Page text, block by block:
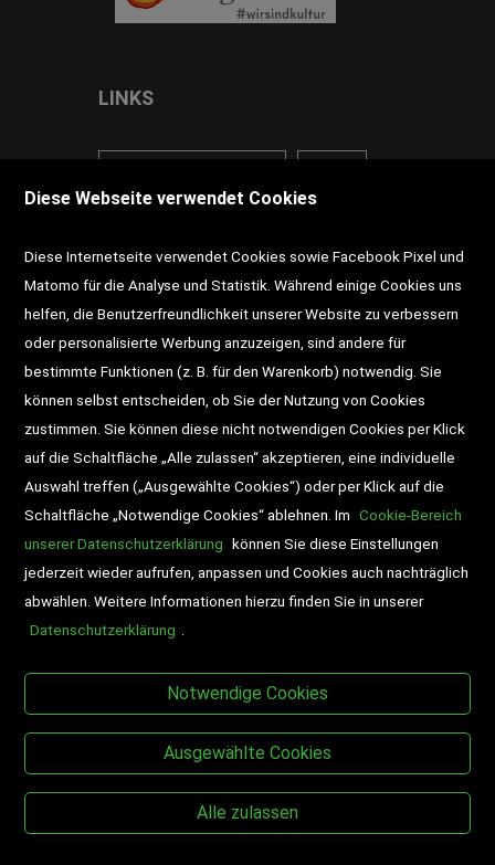
LINKS
DD-Magazin Buchtipps
Newsletter Schultaschen
Veranstaltungen
BESUCHEN SIE UNS
Diese Webseite verwendet Cookies
Diese Internetseite verwendet Cookies sowie Facebook Pixel und
Matomo für die Analyse und Statistik. Während einige Cookies uns
helfen, die Benutzerfreundlichkeit unserer Website zu verbessern
oder personalisierte Werbung anzuzeigen, sind andere für
bestimmte Funktionen (z. B. für den Warenkorb) notwendig. Sie
können selbst entscheiden, ob Sie der Nutzung von Cookies
zustimmen. Sie können diese nicht notwendigen Cookies per Klick
auf die Schaltfläche „Alle zulassen“ akzeptieren, eine individuelle
Auswahl treffen („Ausgewählte Cookies“) oder per Klick auf die
Schaltfläche „Notwendige Cookies“ ablehnen. Im Cookie-Bereich
unserer Datenschutzerklärung können Sie diese Einstellungen
jederzeit wieder aufrufen, anpassen und Cookies auch nachträglich
abwählen. Weitere Informationen hierzu finden Sie in unserer
Datenschutzerklärung
Notwendige Cookies
Ausgewählte Cookies
Alle zulassen